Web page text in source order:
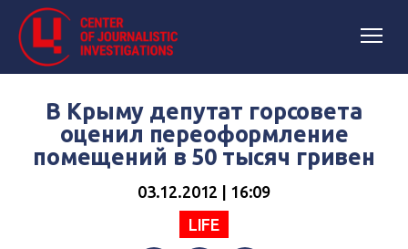
В Крыму депутат горсовета
оценил переоформление
помещений в 50 тысяч гривен
03.12.2012 | 16:09
LIFE